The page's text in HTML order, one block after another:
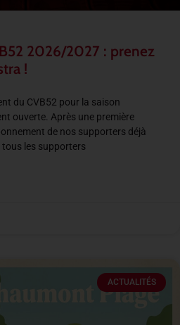
2026/2027 : prenez
!
du CVB52 pour la saison
ouverte. Après une première
de nos supporters déjà
tous les supporters
ACTUALITÉS